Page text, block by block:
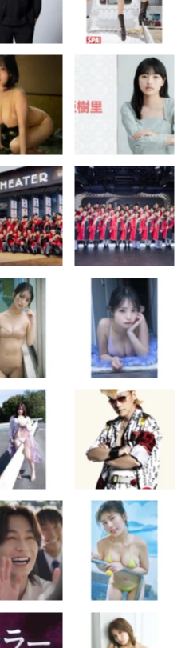
寛子 コメント
人にも素直になれない主人
まり自分に“うそ”をついてい
うキーワードをきっかけに、
ける物語を、フレッシュなキ
見てくださった方が、少しで
誰かに会いたくなったりする
く、過去最高にカッコよくて
一生懸命で誰からも愛される
を駆け抜けます！ お2方の他
に集まっていただきました。